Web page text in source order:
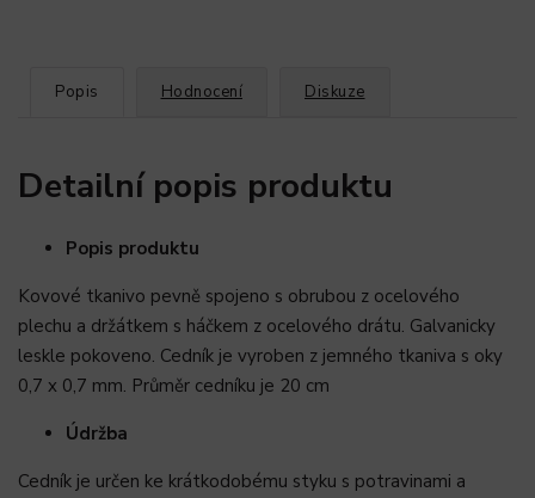
Popis Hodnocení Diskuze
Detailní popis produktu
Popis produktu
Kovové tkanivo pevně spojeno s obrubou z ocelového
plechu a držátkem s háčkem z ocelového drátu. Galvanicky
leskle pokoveno. Cedník je vyroben z jemného tkaniva s oky
0,7 x 0,7 mm. Průměr cedníku je 20 cm
Údržba
Cedník je určen ke krátkodobému styku s potravinami a